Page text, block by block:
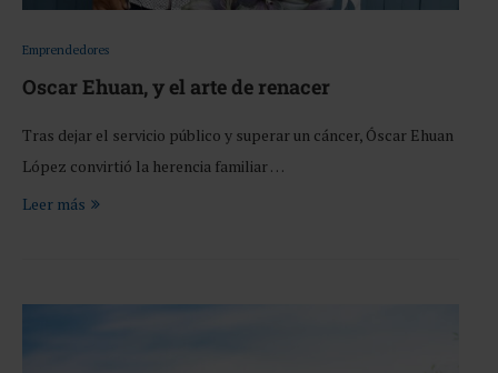
Emprendedores
Oscar Ehuan, y el arte de renacer
Tras dejar el servicio público y superar un cáncer, Óscar Ehuan
López convirtió la herencia familiar …
Leer más